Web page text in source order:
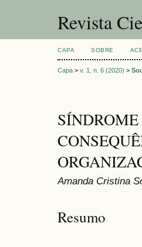
Revista
CAPA SOBRE
Capa > v. 1, n. 6 (2020) >
Amanda Cristina
Resumo